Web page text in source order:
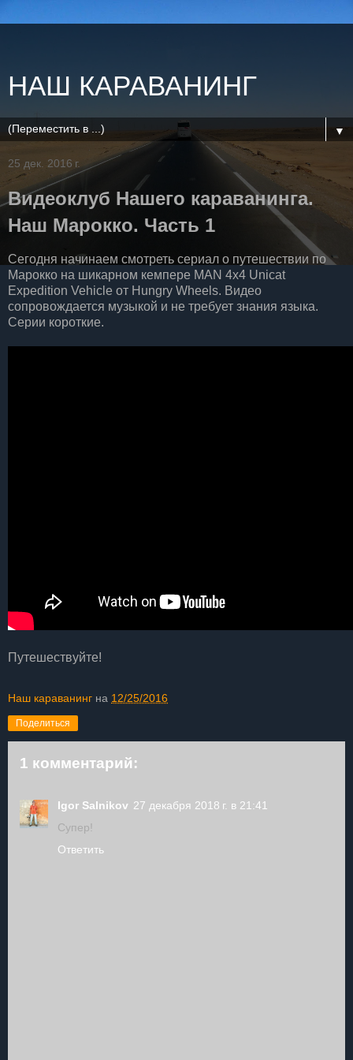
НАШ КАРАВАНИНГ
▼
25 дек. 2016 г.
Видеоклуб Нашего караванинга.
Наш Марокко. Часть 1
Сегодня начинаем смотреть сериал о путешествии по
Марокко на шикарном кемпере MAN 4x4 Unicat
Expedition Vehicle от Hungry Wheels. Видео
сопровождается музыкой и не требует знания языка.
Серии короткие.
Путешествуйте!
Наш караванинг на 12/25/2016
Поделиться
1 комментарий:
Igor Salnikov 27 декабря 2018 г. в 21:41
Супер!
Ответить